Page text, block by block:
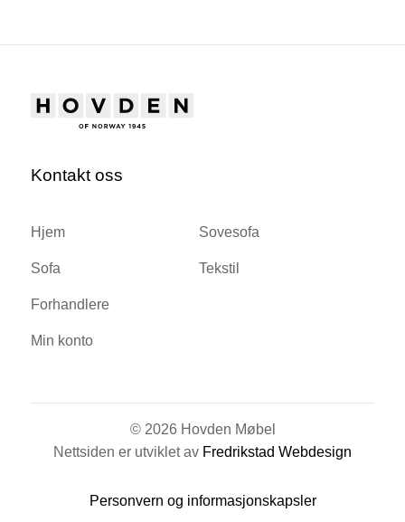
Kontakt oss
Hjem
Sofa
Sovesofa
Tekstil
Forhandlere
Min konto
© 2026 Hovden Møbel
Nettsiden er utviklet av Fredrikstad Webdesign
Personvern og informasjonskapsler